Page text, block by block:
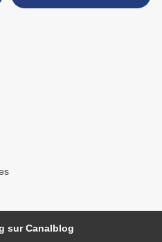
marinés ... un pain express
sur Canalblog